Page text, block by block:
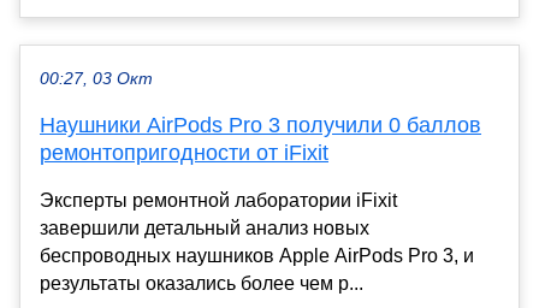
00:27, 03 Окт
Наушники AirPods Pro 3 получили 0 баллов
ремонтопригодности от iFixit
Эксперты ремонтной лаборатории iFixit
завершили детальный анализ новых
беспроводных наушников Apple AirPods Pro 3, и
результаты оказались более чем р...